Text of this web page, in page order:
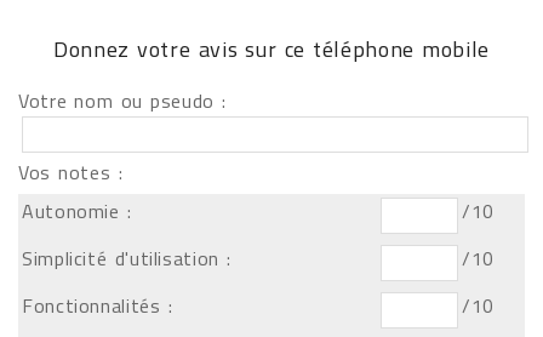
Donnez votre avis sur ce téléphone mobile
Votre nom ou pseudo :
Vos notes :
Autonomie :
/10
Simplicité d'utilisation :
/10
Fonctionnalités :
/10